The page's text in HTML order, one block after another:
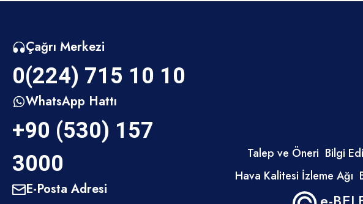
Çağrı Merkezi
0(224) 715 10 10
WhatsApp Hattı
+90 (530) 157
3000
E-Posta Adresi
Talep ve Öneri Bilgi
Hava Kalitesi İzleme Ağı